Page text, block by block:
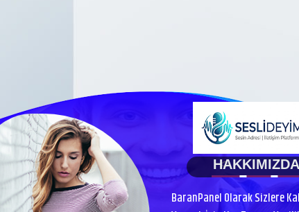
HAKKIMIZDA
BaranPanel Olarak Sizlere